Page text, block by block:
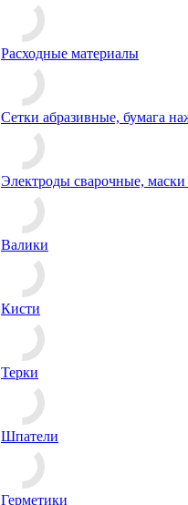
Расходные материалы
Сетки абразивные, бумага
Электроды сварочные,
Валики
Кисти
Терки
Шпатели
Герметики